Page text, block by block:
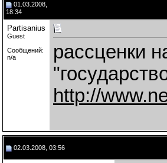
01.03.2008,
18:34
Partisanius
Guest
Сообщений:
n/a
рассценки
http://
02.03.2008, 03:56